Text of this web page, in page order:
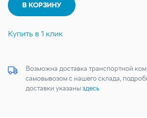
В КОРЗИНУ
Купить в 1 клик
Возможна доставка транспортной
самовывозом с нашего склада,
доставки указаныздесь